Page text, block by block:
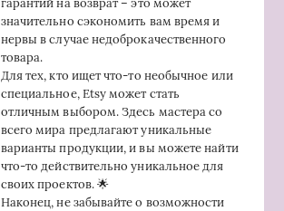
значительно сэкономить вам время и
нервы в случае недоброкачественного
товара.
Для тех, кто ищет что-то необычное или
специальное, Etsy может стать
отличным выбором. Здесь мастера со
всего мира предлагают уникальные
варианты продукции, и вы можете найти
что-то действительно уникальное для
своих проектов. 🌟
Наконец, не забывайте о возможности